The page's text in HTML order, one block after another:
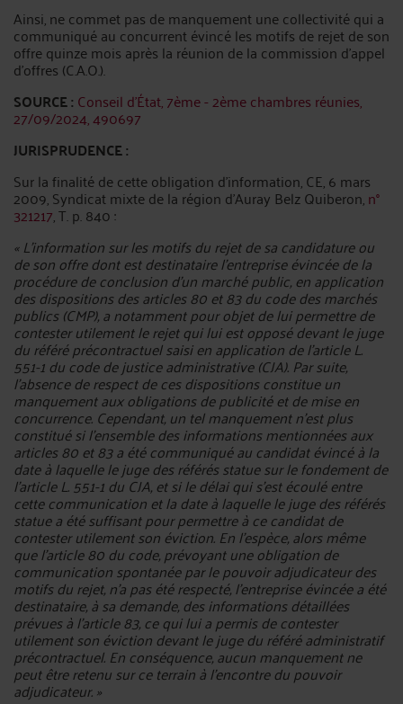
Ainsi, ne commet pas de manquement une collectivité qui a
communiqué au concurrent évincé les motifs de rejet de son
offre quinze mois après la réunion de la commission d’appel
d’offres (C.A.O.).
SOURCE : Conseil d'État, 7ème - 2ème chambres réunies,
27/09/2024, 490697
JURISPRUDENCE :
Sur la finalité de cette obligation d’information, CE, 6 mars
2009, Syndicat mixte de la région d'Auray Belz Quiberon,n°
321217, T. p. 840 :
« L’information sur les motifs du rejet de sa candidature ou
de son offre dont est destinataire l'entreprise évincée de la
procédure de conclusion d'un marché public, en application
des dispositions des articles 80 et 83 du code des marchés
publics (CMP), a notamment pour objet de lui permettre de
contester utilement le rejet qui lui est opposé devant le juge
du référé précontractuel saisi en application de l'article L.
551-1 du code de justice administrative (CJA). Par suite,
l'absence de respect de ces dispositions constitue un
manquement aux obligations de publicité et de mise en
concurrence. Cependant, un tel manquement n'est plus
constitué si l'ensemble des informations mentionnées aux
articles 80 et 83 a été communiqué au candidat évincé à la
date à laquelle le juge des référés statue sur le fondement de
l'article L. 551-1 du CJA, et si le délai qui s'est écoulé entre
cette communication et la date à laquelle le juge des référés
statue a été suffisant pour permettre à ce candidat de
contester utilement son éviction. En l'espèce, alors même
que l'article 80 du code, prévoyant une obligation de
communication spontanée par le pouvoir adjudicateur des
motifs du rejet, n'a pas été respecté, l'entreprise évincée a été
destinataire, à sa demande, des informations détaillées
prévues à l'article 83, ce qui lui a permis de contester
utilement son éviction devant le juge du référé administratif
précontractuel. En conséquence, aucun manquement ne
peut être retenu sur ce terrain à l'encontre du pouvoir
adjudicateur. »